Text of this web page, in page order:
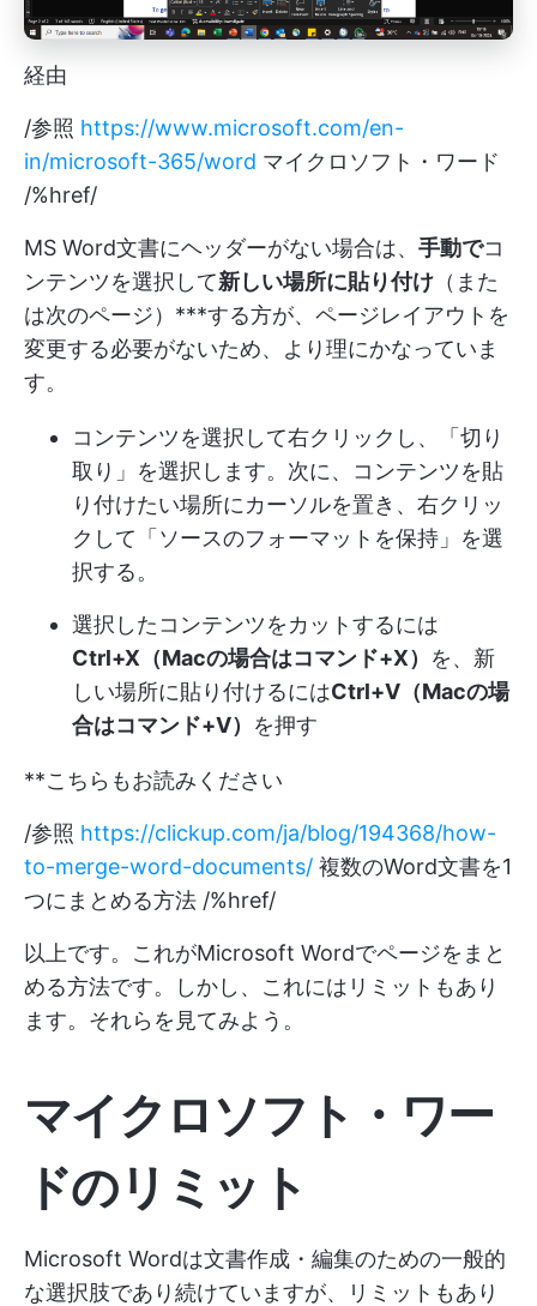
経由
/参照 https://www.microsoft.com/en-
in/microsoft-365/word マイクロソフト・ワード
/%href/
MS Word文書にヘッダーがない場合は、 手動でコ
ンテンツを選択して新しい場所に貼り付け （また
は次のページ）***する方が、ページレイアウトを
変更する必要がないため、より理にかなっていま
す。
コンテンツを選択して右クリックし、「切り
取り」を選択します。次に、コンテンツを貼
り付けたい場所にカーソルを置き、右クリッ
クして「ソースのフォーマットを保持」を選
択する。
選択したコンテンツをカットするには
Ctrl+X（Macの場合はコマンド+X） を、新
しい場所に貼り付けるにはCtrl+V（Macの場
合はコマンド+V） を押す
**こちらもお読みください
/参照 https://clickup.com/ja/blog/194368/how-
to-merge-word-documents/ 複数のWord文書を1
つにまとめる方法 /%href/
以上です。これがMicrosoft Wordでページをまと
める方法です。しかし、これにはリミットもあり
ます。それらを見てみよう。
マイクロソフト・ワー
ドのリミット
Microsoft Wordは文書作成・編集のための一般的
な選択肢であり続けていますが、リミットもあり